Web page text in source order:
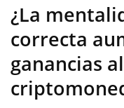
¿La
correcta
ganancias